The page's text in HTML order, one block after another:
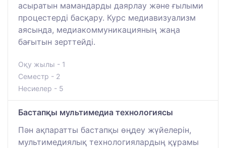
асыратын мамандарды даярлау және ғылыми
процестерді басқару. Курс медиавизуализм
аясында, медиакоммуникацияның жаңа
бағытын зерттейді.
Оқу жылы - 1
Семестр - 2
Несиелер - 5
Бастапқы мультимедиа технологиясы
Пән ақпаратты бастапқы өңдеу жүйелерін,
мультимедиялық технологиялардың құрамы